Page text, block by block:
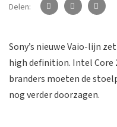
Delen:
Sony’s nieuwe Vaio-lijn
high definition. Intel Core
branders moeten de
nog verder doorzagen.